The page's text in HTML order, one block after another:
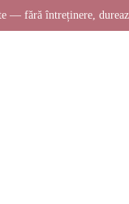
— fără întreținere,